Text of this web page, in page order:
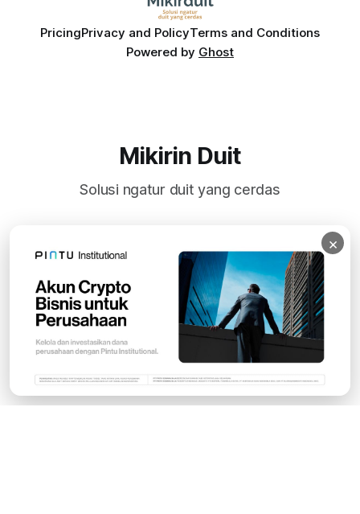
PricingPrivacy and PolicyTerms and Conditions
Powered by Ghost
Mikirin Duit
Solusi ngatur duit yang cerdas
Subscribe
×